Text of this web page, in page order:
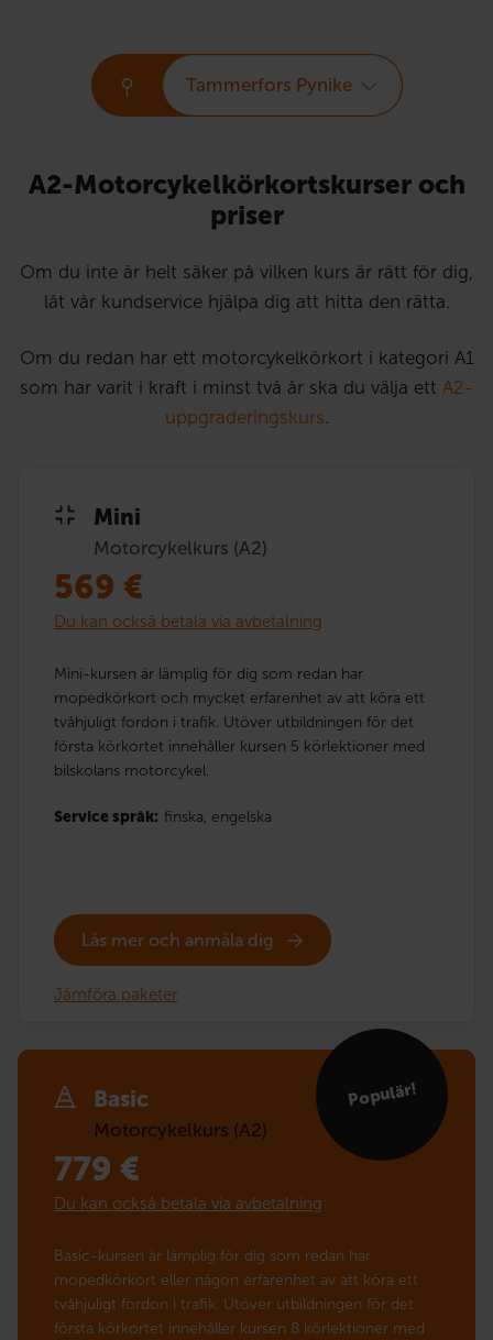
Tammerfors Pynike
A2-Motorcykelkörkortskurser och
priser
Om du inte är helt säker på vilken kurs är rätt för dig,
låt vår kundservice hjälpa dig att hitta den rätta.
Om du redan har ett motorcykelkörkort i kategori A1
som har varit i kraft i minst två år ska du välja ett A2-
uppgraderingskurs.
Mini
Motorcykelkurs (A2)
569 €
Du kan också betala via avbetalning
Mini-kursen är lämplig för dig som redan har
mopedkörkort och mycket erfarenhet av att köra ett
tvåhjuligt fordon i trafik. Utöver utbildningen för det
första körkortet innehåller kursen 5 körlektioner med
bilskolans motorcykel.
Service språk: finska, engelska
Läs mer och anmäla dig
Jämföra paketer
Basic
Motorcykelkurs (A2)
Populär!
779 €
Du kan också betala via avbetalning
Basic-kursen är lämplig för dig som redan har
mopedkörkort eller någon erfarenhet av att köra ett
tvåhjuligt fordon i trafik. Utöver utbildningen för det
första körkortet innehåller kursen 8 körlektioner med